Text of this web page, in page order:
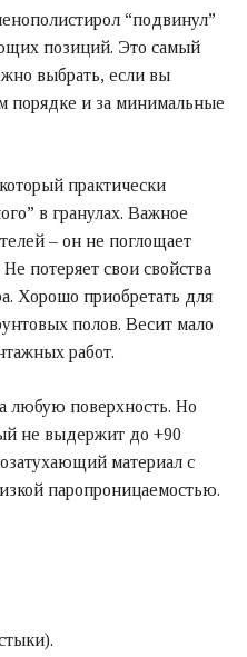
“подвинул”
позиций. Это самый
выбрать, если вы
порядке и за минимальные
практически
в гранулах. Важное
– он не поглощает
потеряет свои свойства
Хорошо приобретать для
полов. Весит мало
работ.
любую поверхность. Но
не выдержит до +90
материал с
паропроницаемостью.